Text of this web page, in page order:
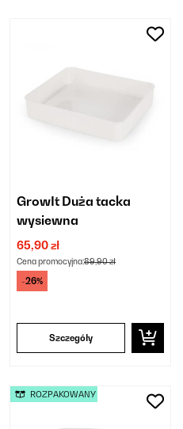
GrowIt Duża tacka
wysiewna
65,90 zł
Cena promocyjna:89,90 zł
-26%
Szczegóły
ROZPAKOWANY